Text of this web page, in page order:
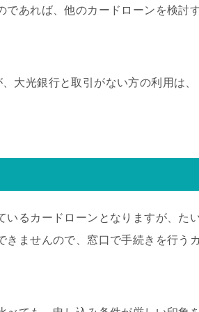
であれば、他のカードローンを検討
大光銀行と取引がない方の利用は、
いるカードローンとなりますが、た
きませんので、窓口で手続きを行うカ